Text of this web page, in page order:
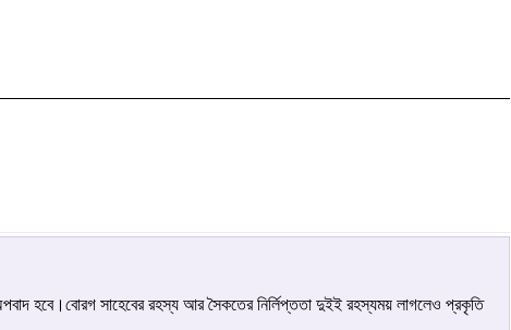
হবে।বোরগ সাহেবের রহস্য আর সৈকতের নির্লিপ্ততা দুইই রহস্যময় লাগলেও প্রকৃতি